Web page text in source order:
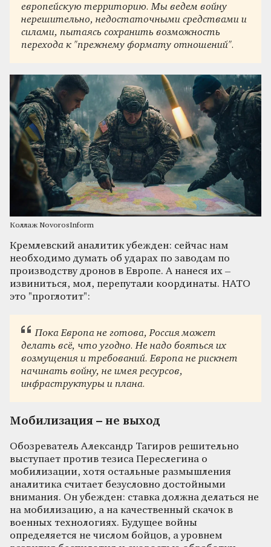
европейскую территорию. Мы ведем войну
нерешительно, недостаточными средствами и
силами, пытаясь сохранить возможность
перехода к "прежнему формату отношений".
Коллаж NovorosInform
Кремлевский аналитик убежден: сейчас нам
необходимо думать об ударах по заводам по
производству дронов в Европе. А нанеся их –
извиниться, мол, перепутали координаты. НАТО
это "проглотит":
Пока Европа не готова, Россия может
делать всё, что угодно. Не надо бояться их
возмущения и требований. Европа не рискнет
начинать войну, не имея ресурсов,
инфраструктуры и плана.
Мобилизация – не выход
Обозреватель Александр Тагиров решительно
выступает против тезиса Переслегина о
мобилизации, хотя остальные размышления
аналитика считает безусловно достойными
внимания. Он убежден: ставка должна делаться не
на мобилизацию, а на качественный скачок в
военных технологиях. Будущее войны
определяется не числом бойцов, а уровнем